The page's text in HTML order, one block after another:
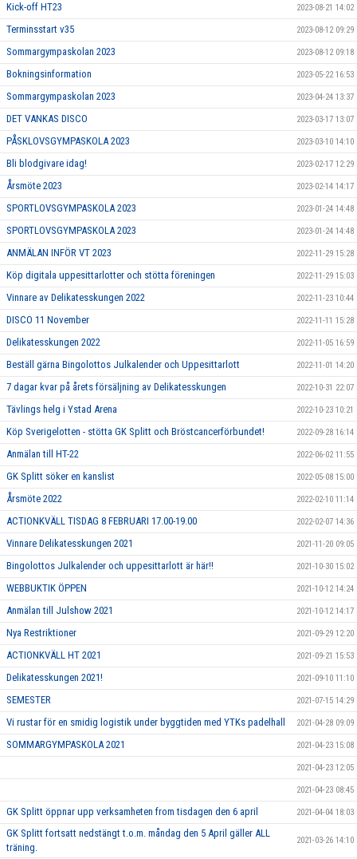
Kick-off HT23 2023-08-21 14:02
Terminsstart v35 2023-08-12 09:29
Sommargympaskolan 2023 2023-08-12 09:18
Bokningsinformation 2023-05-22 16:53
Sommargympaskolan 2023 2023-04-24 13:37
DET VANKAS DISCO 2023-03-17 13:07
PÅSKLOVSGYMPASKOLA 2023 2023-03-10 14:10
Bli blodgivare idag! 2023-02-17 12:29
Årsmöte 2023 2023-02-14 14:17
SPORTLOVSGYMPASKOLA 2023 2023-01-24 14:48
SPORTLOVSGYMPASKOLA 2023 2023-01-24 14:48
ANMÄLAN INFÖR VT 2023 2022-11-29 15:28
Köp digitala uppesittarlotter och stötta föreningen 2022-11-29 15:03
Vinnare av Delikatesskungen 2022 2022-11-23 10:44
DISCO 11 November 2022-11-11 15:28
Delikatesskungen 2022 2022-11-05 16:59
Beställ gärna Bingolottos Julkalender och Uppesittarlott 2022-11-01 14:20
7 dagar kvar på årets försäljning av Delikatesskungen 2022-10-31 22:07
Tävlings helg i Ystad Arena 2022-10-23 10:21
Köp Sverigelotten - stötta GK Splitt och Bröstcancerförbundet! 2022-09-28 16:14
Anmälan till HT-22 2022-06-02 11:55
GK Splitt söker en kanslist 2022-05-08 15:00
Årsmöte 2022 2022-02-10 11:14
ACTIONKVÄLL TISDAG 8 FEBRUARI 17.00-19.00 2022-02-07 14:36
Vinnare Delikatesskungen 2021 2021-11-20 09:05
Bingolottos Julkalender och uppesittarlott är här!! 2021-10-30 15:02
WEBBUKTIK ÖPPEN 2021-10-12 14:24
Anmälan till Julshow 2021 2021-10-12 14:17
Nya Restriktioner 2021-09-29 12:20
ACTIONKVÄLL HT 2021 2021-09-21 15:53
Delikatesskungen 2021! 2021-09-10 11:10
SEMESTER 2021-07-15 14:29
Vi rustar för en smidig logistik under byggtiden med YTKs padelhall 2021-04-28 09:09
SOMMARGYMPASKOLA 2021 2021-04-23 15:08
2021-04-23 12:05
2021-04-23 08:45
GK Splitt öppnar upp verksamheten from tisdagen den 6 april 2021-04-04 18:03
GK Splitt fortsatt nedstängt t.o.m. måndag den 5 April gäller ALL
träning.
2021-03-26 14:10